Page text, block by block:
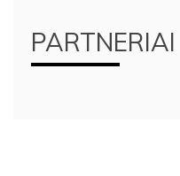
PARTNERIAI